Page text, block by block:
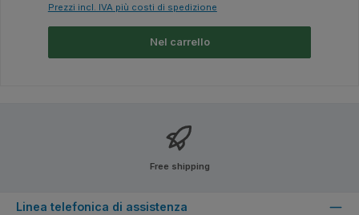
Prezzi incl. IVA più costi di spedizione
Nel carrello
Free shipping
Linea telefonica di assistenza